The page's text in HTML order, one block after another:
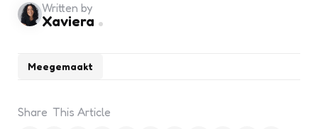
Meegemaakt
Written by
Xaviera
Share This Article